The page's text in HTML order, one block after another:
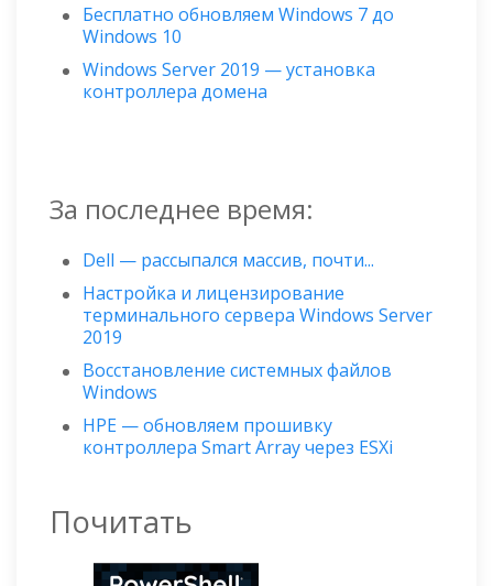
Бесплатно обновляем Windows 7 до
Windows 10
Windows Server 2019 — установка
контроллера домена
За последнее время:
Dell — рассыпался массив, почти...
Настройка и лицензирование
терминального сервера Windows Server
2019
Восстановление системных файлов
Windows
HPE — обновляем прошивку
контроллера Smart Array через ESXi
Почитать